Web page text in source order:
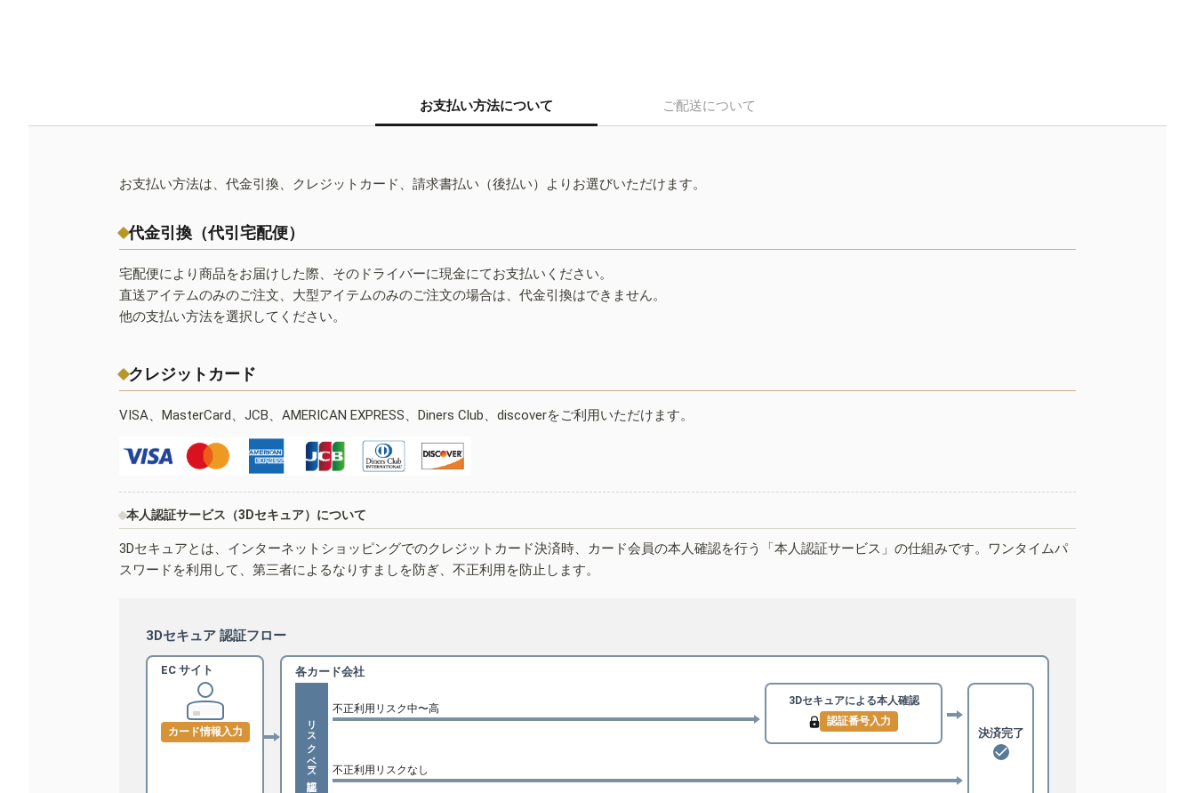
お支払い方法について ご配送について
お支払い方法は、代金引換、クレジットカード、請求書払い（後払い）よりお選びいただけます。
代金引換（代引宅配便）
宅配便により商品をお届けした際、そのドライバーに現金にてお支払いください。
直送アイテムのみのご注文、大型アイテムのみのご注文の場合は、代金引換はできません。
他の支払い方法を選択してください。
クレジットカード
VISA、MasterCard、JCB、AMERICAN EXPRESS、Diners Club、discoverをご利用いただけます。
本人認証サービス（3Dセキュア）について
3Dセキュアとは、インターネットショッピングでのクレジットカード決済時、カード会員の本人確認を行う「本人認証サービス」の仕組みです。ワンタイムパ
スワードを利用して、第三者によるなりすましを防ぎ、不正利用を防止します。
3Dセキュア 認証フロー
EC サイト
カード情報入力
各カード会社
リスクベース認証
不正利用リスク中〜高
3Dセキュアによる本人確認
認証番号入力
不正利用リスクなし
決済完了